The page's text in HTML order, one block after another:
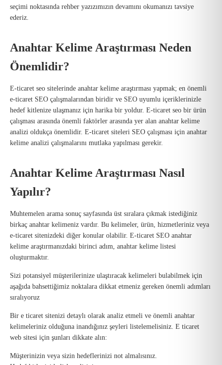
seçimi noktasında rehber yazızımızın devamını okumanızı tavsiye
ederiz.
Anahtar Kelime Araştırması Neden
Önemlidir?
E-ticaret seo sitelerinde anahtar kelime araştırması yapmak; en önemli
e-ticaret SEO çalışmalarından biridir ve SEO uyumlu içeriklerinizle
hedef kitlenize ulaşmanız için harika bir yoldur. E-ticaret seo bir ürün
çalışması arasında önemli faktörler arasında yer alan anahtar kelime
analizi oldukça önemlidir. E-ticaret siteleri SEO çalışması için anahtar
kelime analizi çalışmalarını mutlaka yapılması gerekir.
Anahtar Kelime Araştırması Nasıl
Yapılır?
Muhtemelen arama sonuç sayfasında üst sıralara çıkmak istediğiniz
birkaç anahtar kelimeniz vardır. Bu kelimeler, ürün, hizmetleriniz veya
e-ticaret sitenizdeki diğer konular olabilir. E-ticaret SEO anahtar
kelime araştırmanızdaki birinci adım, anahtar kelime listesi
oluşturmaktır.
Sizi potansiyel müşterilerinize ulaştıracak kelimeleri bulabilmek için
aşağıda bahsettiğimiz noktalara dikkat etmeniz gereken önemli adımları
sıralıyoruz
Bir e ticaret sitenizi detaylı olarak analiz etmeli ve önemli anahtar
kelimeleriniz olduğuna inandığınız şeyleri listelemelisiniz. E ticaret
web sitesi için şunları dikkate alın:
Müşterinizin veya sizin hedeflerinizi not almalısınız.